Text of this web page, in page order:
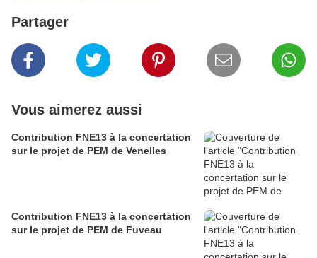
Partager
Vous aimerez aussi
Contribution FNE13 à la concertation
sur le projet de PEM de Venelles
Contribution FNE13 à la concertation
sur le projet de PEM de Fuveau